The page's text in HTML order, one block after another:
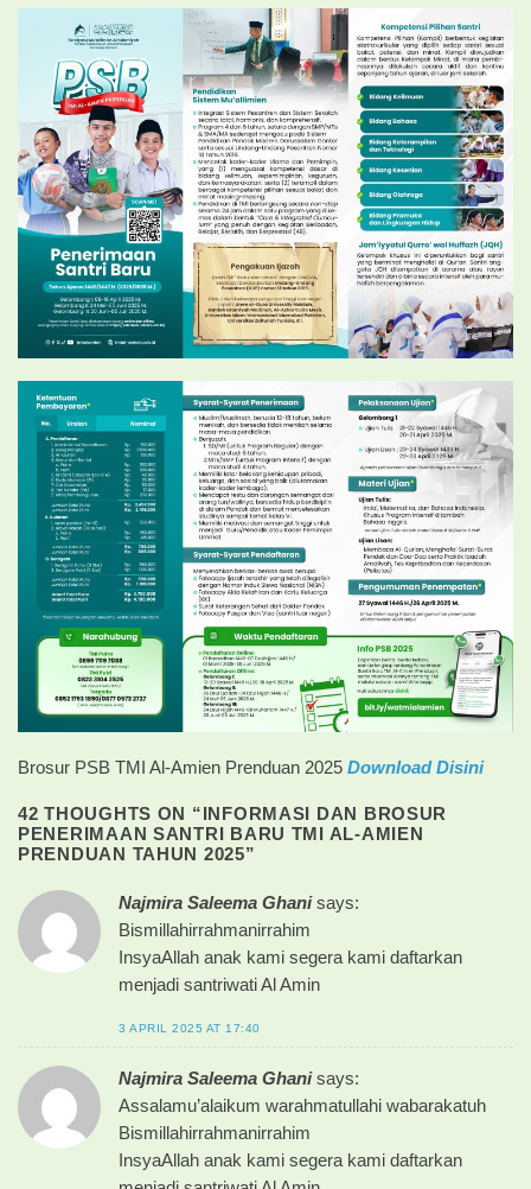
Brosur PSB TMI Al-Amien Prenduan 2025 Download Disini
42 THOUGHTS ON “ INFORMASI DAN BROSUR
PENERIMAAN SANTRI BARU TMI AL-AMIEN
PRENDUAN TAHUN 2025”
Najmira Saleema Ghani says:
Bismillahirrahmanirrahim
InsyaAllah anak kami segera kami daftarkan
menjadi santriwati Al Amin
3 APRIL 2025 AT 17:40
Najmira Saleema Ghani says:
Assalamu’alaikum warahmatullahi wabarakatuh
Bismillahirrahmanirrahim
InsyaAllah anak kami segera kami daftarkan